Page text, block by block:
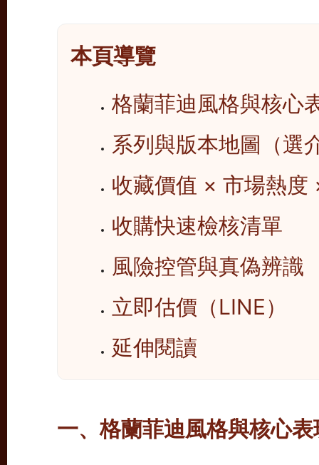
本頁導覽
格蘭菲迪風格與核心
系列與版本地圖（選
收藏價值 × 市場熱度
收購快速檢核清單
風險控管與真偽辨識
立即估價（LINE）
延伸閱讀
一、格蘭菲迪風格與核心表